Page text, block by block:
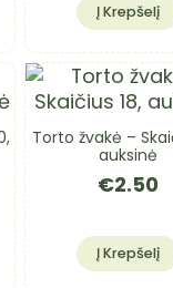
Į Krepšelį
Torto žvakė –
auksinė
€2.50
Į Krepšelį